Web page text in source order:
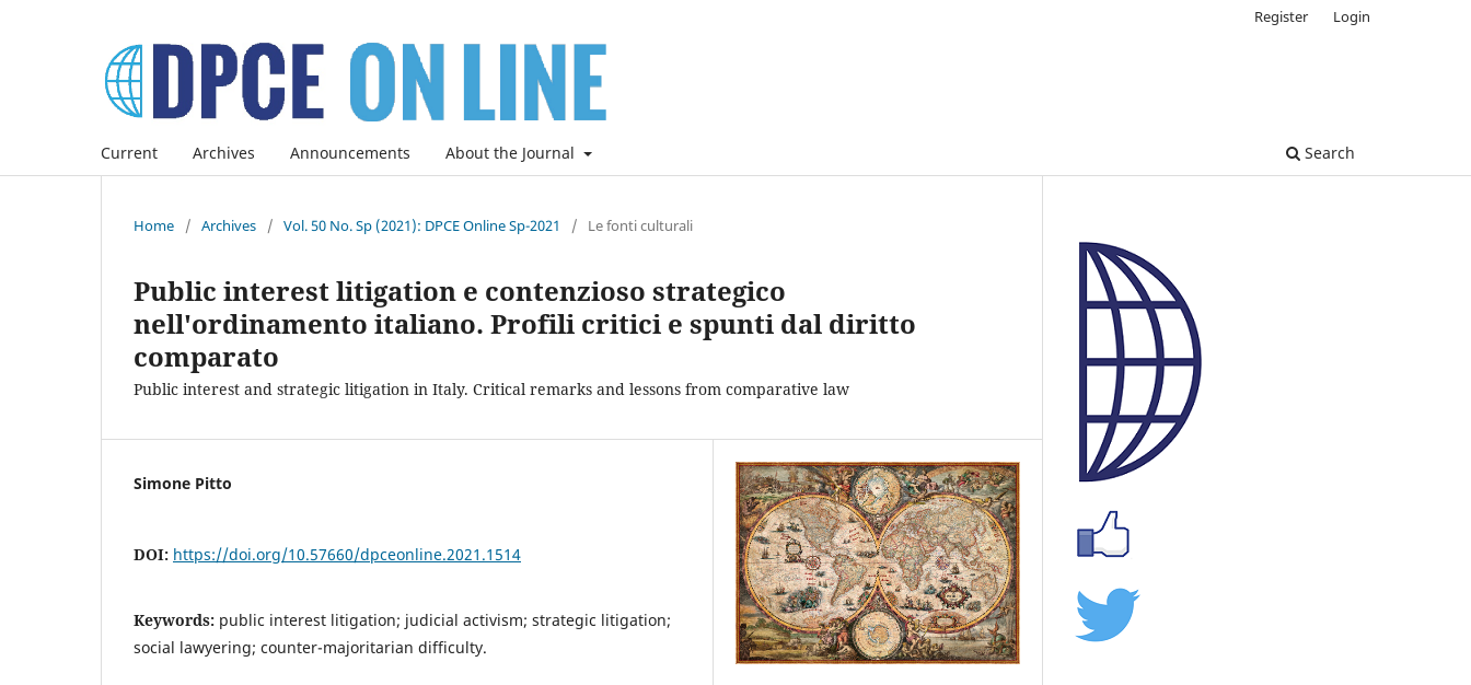
Current Archives Announcements About the Journal Search
Register Login
Home / Archives / Vol. 50 No. Sp (2021): DPCE Online Sp-2021 / Le fonti culturali
Public interest litigation e contenzioso strategico
nell'ordinamento italiano. Profili critici e spunti dal diritto
comparato
Public interest and strategic litigation in Italy. Critical remarks and lessons from comparative law
Simone Pitto
DOI: https://doi.org/10.57660/dpceonline.2021.1514
Keywords: public interest litigation; judicial activism; strategic litigation;
social lawyering; counter-majoritarian difficulty.